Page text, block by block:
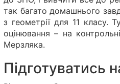
так багато домашнього
з геометрії для 11 класу.
оцінювання – на
Мерзляка.
Підготуватись